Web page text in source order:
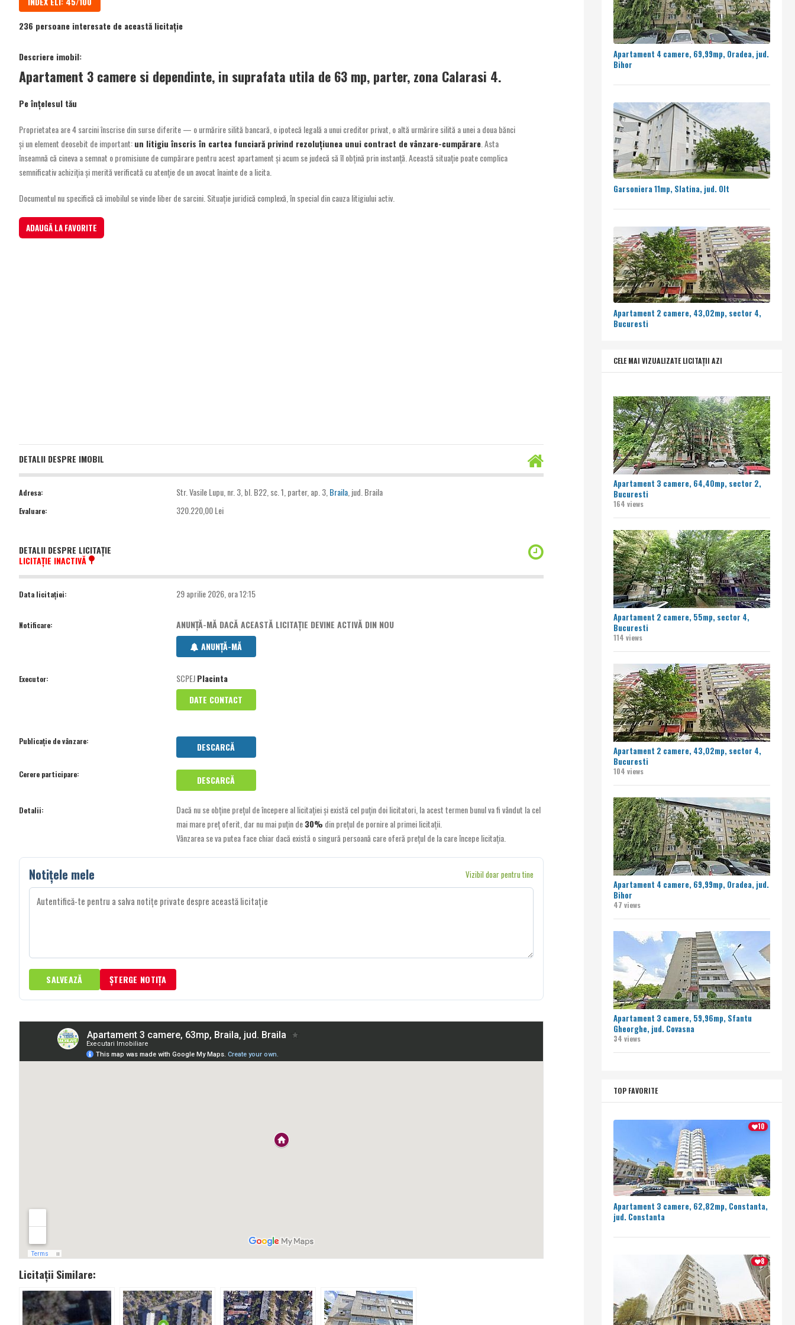
236 persoane interesate de această licitație
Descriere imobil:
Apartament 3 camere si dependinte, in suprafata utila de 63 mp, parter, zona Calarasi 4.
Pe înțelesul tău
Proprietatea are 4 sarcini înscrise din surse diferite — o urmărire silită bancară, o ipotecă legală a unui creditor privat, o altă urmărire silită a unei a doua bănci
și un element deosebit de important:un litigiu înscris în cartea funciară privind rezoluțiunea unui contract de vânzare-cumpărare. Asta
înseamnă că cineva a semnat o promisiune de cumpărare pentru acest apartament și acum se judecă să îl obțină prin instanță. Această situație poate complica
semnificativ achiziția și merită verificată cu atenție de un avocat înainte de a licita.
Documentul nu specifică că imobilul se vinde liber de sarcini. Situație juridică complexă, în special din cauza litigiului activ.
ADAUGĂ LA FAVORITE
DETALII DESPRE IMOBIL
Adresa: Str. Vasile Lupu, nr. 3, bl. B22, sc. 1, parter, ap. 3,Braila, jud. Braila
Evaluare: 320.220,00 Lei
DETALII DESPRE LICITAȚIE
LICITAȚIE INACTIVĂ
Data licitației: 29 aprilie 2026, ora 12:15
Notificare:
ANUNȚĂ-MĂ DACĂ ACEASTĂ LICITAȚIE DEVINE ACTIVĂ DIN NOU
ANUNȚĂ-MĂ
Executor: SCPEJPlacinta
DATE CONTACT
Publicație de vânzare: DESCARCĂ
Cerere participare: DESCARCĂ
Detalii:
Dacă nu se obține prețul de începere al licitației și există cel puțin doi licitatori, la acest termen bunul va fi vândut la cel
mai mare preț oferit, dar nu mai puțin de30% din prețul de pornire al primei licitații.
Vânzarea se va putea face chiar dacă există o singură persoană care oferă prețul de la care începe licitația.
Notițele mele Vizibil doar pentru tine
SALVEAZĂ ȘTERGE NOTIȚA
Licitații Similare:
Apartament 4 camere, 69,99mp, Oradea, jud.
Bihor
Garsoniera 11mp, Slatina, jud. Olt
Apartament 2 camere, 43,02mp, sector 4,
Bucuresti
CELE MAI VIZUALIZATE LICITAȚII AZI
Apartament 3 camere, 64,40mp, sector 2,
Bucuresti
164 views
Apartament 2 camere, 55mp, sector 4,
Bucuresti
114 views
Apartament 2 camere, 43,02mp, sector 4,
Bucuresti
104 views
Apartament 4 camere, 69,99mp, Oradea, jud.
Bihor
47 views
Apartament 3 camere, 59,96mp, Sfantu
Gheorghe, jud. Covasna
34 views
TOP FAVORITE
10
Apartament 3 camere, 62,82mp, Constanta,
jud. Constanta
8